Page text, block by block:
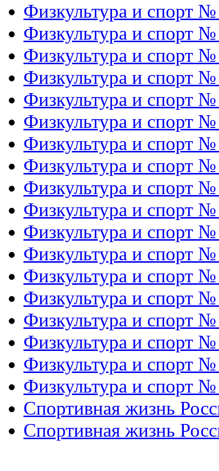
Физкультура и спорт
Физкультура и спорт
Физкультура и спорт
Физкультура и спорт
Физкультура и спорт
Физкультура и спорт
Физкультура и спорт
Физкультура и спорт
Физкультура и спорт
Физкультура и спорт
Физкультура и спорт
Физкультура и спорт
Физкультура и спорт
Физкультура и спорт
Физкультура и спорт
Физкультура и спорт
Физкультура и спорт
Физкультура и спорт
Спортивная жизнь
Спортивная жизнь